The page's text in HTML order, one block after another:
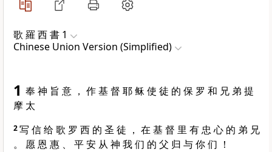
歌 羅 西 書 1
Chinese Union Version (Simplified)
1 奉 神 旨 意 ， 作 基 督 耶 稣 使 徒 的 保 罗 和 兄 弟 提
摩 太
2写 信 给 歌 罗 西 的 圣 徒 ， 在 基 督 里 有 忠 心 的 弟 兄
。 愿 恩 惠 、 平 安 从 神 我 们 的 父 归 与 你 们 ！